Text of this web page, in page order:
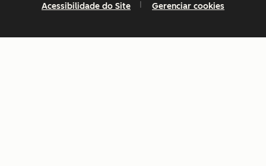
Acessibilidade do Site Gerenciar cookies